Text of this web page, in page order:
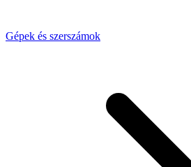
Gépek és szerszámok